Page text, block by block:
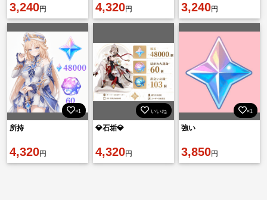
3,240円 4,320円
ク55、🎩紡がれた運命
64個
3,240円
×1
所持
4,320円
いいね
💎石垢💎
4,320円
×1
強い
3,850円